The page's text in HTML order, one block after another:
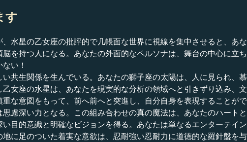
す
水星の乙女座の批評的で几帳面な世界に視線を集中させると、あ
を持つ人になる。あなたの外面的なペルソナは、舞台の中心に立
い！
共生関係を生んでいる。あなたの獅子座の太陽は、人に見られ、
女座の水星は、あなたを現実的な分析の領域へと引きずり込み、
な意図をもって、前へ前へと突進し、自分自身を表現することが
慮深い力となる。この組み合わせの真の魔法は、あなたのハート
目的意識と明確なビジョンを得る。あなたは単なるエンターテイ
に足のついた着実な意欲は、忍耐強い忍耐力に道徳的な羅針盤を